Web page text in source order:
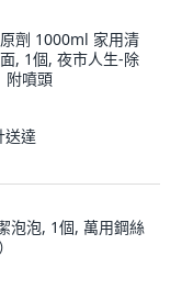
劑 1000ml 家用清
, 1個, 夜市人生-除
附噴頭
送達
泡泡, 1個, 萬用鋼絲